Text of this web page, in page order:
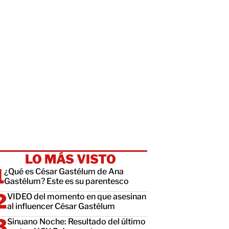
LO MÁS VISTO
¿Qué es César Gastélum de Ana
Gastélum? Este es su parentesco
VIDEO del momento en que asesinan
al influencer César Gastélum
Sinuano Noche: Resultado del último